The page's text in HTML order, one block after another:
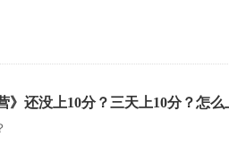
》还没上10分？三天上10分？怎么